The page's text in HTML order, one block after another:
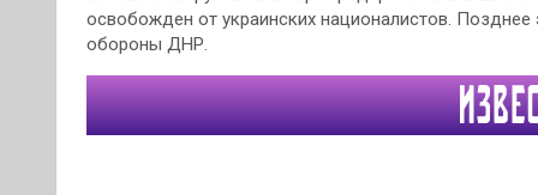
освобожден от украинских националистов.
обороны ДНР.